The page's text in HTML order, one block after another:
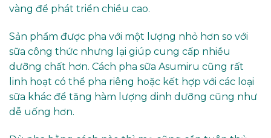
vàng để phát triển chiều cao.
Sản phẩm được pha với một lượng nhỏ hơn so với
sữa công thức nhưng lại giúp cung cấp nhiều
dưỡng chất hơn. Cách pha sữa Asumiru cũng rất
linh hoạt có thể pha riêng hoặc kết hợp với các loại
sữa khác để tăng hàm lượng dinh dưỡng cũng như
dễ uống hơn.